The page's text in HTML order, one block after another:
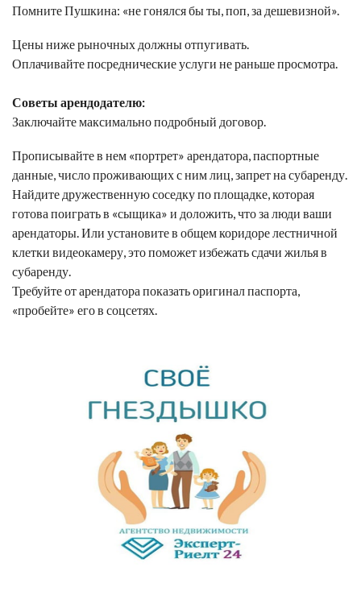
Помните Пушкина: «не гонялся бы ты, поп, за дешевизной».
Цены ниже рыночных должны отпугивать.
Оплачивайте посреднические услуги не раньше просмотра.
Советы арендодателю:
Заключайте максимально подробный договор.
Прописывайте в нем «портрет» арендатора, паспортные
данные, число проживающих с ним лиц, запрет на субаренду.
Найдите дружественную соседку по площадке, которая
готова поиграть в «сыщика» и доложить, что за люди ваши
арендаторы. Или установите в общем коридоре лестничной
клетки видеокамеру, это поможет избежать сдачи жилья в
субаренду.
Требуйте от арендатора показать оригинал паспорта,
«пробейте» его в соцсетях.